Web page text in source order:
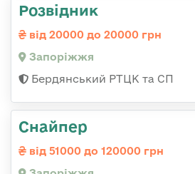
Розвідник
від 20000 до 20000 грн
Запоріжжя
Бердянський РТЦК та СП
Снайпер
від 51000 до 120000 грн